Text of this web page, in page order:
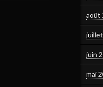
août
juin
mai